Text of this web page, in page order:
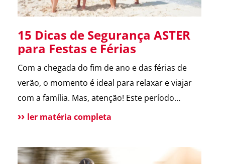
15 Dicas de Segurança ASTER
para Festas e Férias
Com a chegada do fim de ano e das férias de
verão, o momento é ideal para relaxar e viajar
com a família. Mas, atenção! Este período
também é marcado por um aumento de
segurança que destacamos ao longo de 2024.
ler matéria completa